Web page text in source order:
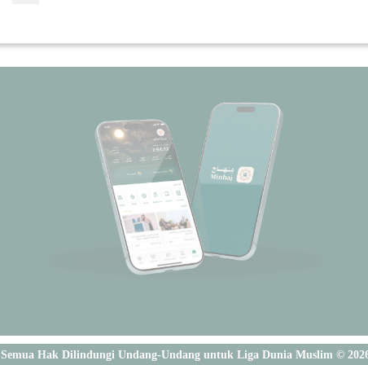
Semua Hak Dilindungi Undang-Undang untuk Liga Dunia Muslim ©